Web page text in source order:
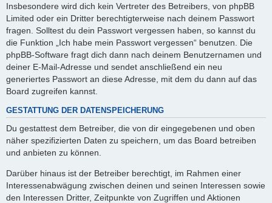
Insbesondere wird dich kein Vertreter des Betreibers, von phpBB
Limited oder ein Dritter berechtigterweise nach deinem Passwort
fragen. Solltest du dein Passwort vergessen haben, so kannst du
die Funktion „Ich habe mein Passwort vergessen“ benutzen. Die
phpBB-Software fragt dich dann nach deinem Benutzernamen und
deiner E-Mail-Adresse und sendet anschließend ein neu
generiertes Passwort an diese Adresse, mit dem du dann auf das
Board zugreifen kannst.
GESTATTUNG DER DATENSPEICHERUNG
Du gestattest dem Betreiber, die von dir eingegebenen und oben
näher spezifizierten Daten zu speichern, um das Board betreiben
und anbieten zu können.
Darüber hinaus ist der Betreiber berechtigt, im Rahmen einer
Interessenabwägung zwischen deinen und seinen Interessen sowie
den Interessen Dritter, Zeitpunkte von Zugriffen und Aktionen